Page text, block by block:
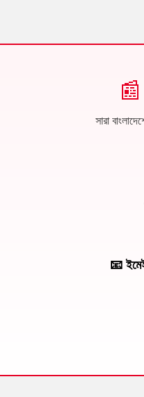
📰
সারা
📧